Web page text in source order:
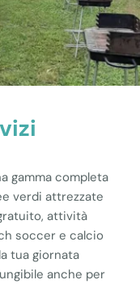
gamma completa
verdi attrezzate
attività
soccer e calcio
tua giornata
anche per